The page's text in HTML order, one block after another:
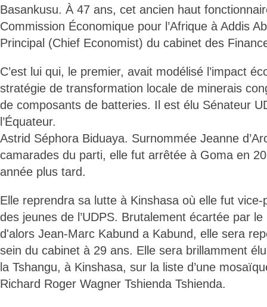
Basankusu. À 47 ans, cet ancien haut
Commission Économique pour l’Afrique à Addis
Principal (Chief Economist) du cabinet des
C’est lui qui, le premier, avait modélisé l’impact
stratégie de transformation locale de minerais
de composants de batteries. Il est élu Sénateur
l’Équateur.
Astrid Séphora Biduaya. Surnommée Jeanne
camarades du parti, elle fut arrêtée à Goma en
année plus tard.
Elle reprendra sa lutte à Kinshasa où elle fut
des jeunes de l’UDPS. Brutalement écartée par
d'alors Jean-Marc Kabund a Kabund, elle sera
sein du cabinet à 29 ans. Elle sera brillamment
la Tshangu, à Kinshasa, sur la liste d’une
Richard Roger Wagner Tshienda Tshienda.